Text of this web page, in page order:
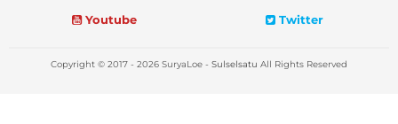
Youtube
Twitter
Copyright © 2017 - 2026 SuryaLoe - Sulselsatu All Rights Reserved